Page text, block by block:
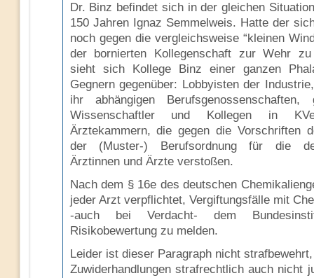
Dr. Binz befindet sich in der gleichen
150 Jahren Ignaz Semmelweis. Hatte der
noch gegen die vergleichsweise “kleinen
der bornierten Kollegenschaft zur Wehr
sieht sich Kollege Binz einer ganzen
Gegnern gegenüber: Lobbyisten der
ihr abhängigen Berufsgenossenschaften,
Wissenschaftler und Kollegen in
Ärztekammern, die gegen die Vorschriften
der (Muster-) Berufsordnung für die
Ärztinnen und Ärzte verstoßen.
Nach dem § 16e des deutschen
jeder Arzt verpflichtet, Vergiftungsfälle mit
-auch bei Verdacht- dem
Risikobewertung zu melden.
Leider ist dieser Paragraph nicht
Zuwiderhandlungen strafrechtlich auch nicht